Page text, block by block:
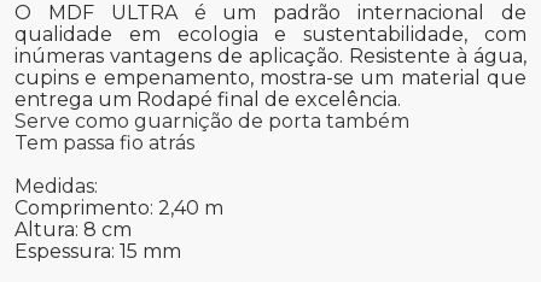
O MDF ULTRA é um padrão internacional de
qualidade em ecologia e sustentabilidade, com
inúmeras vantagens de aplicação. Resistente à água,
cupins e empenamento, mostra-se um material que
entrega um Rodapé final de excelência.
Serve como guarnição de porta também
Tem passa fio atrás
Medidas:
Comprimento: 2,40 m
Altura: 8 cm
Espessura: 15 mm